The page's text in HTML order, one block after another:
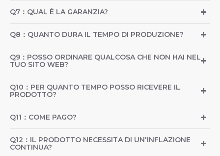
Q7：QUAL È LA GARANZIA?
Q8：QUANTO DURA IL TEMPO DI PRODUZIONE?
Q9：POSSO ORDINARE QUALCOSA CHE NON HAI NEL
TUO SITO WEB?
Q10：PER QUANTO TEMPO POSSO RICEVERE IL
PRODOTTO?
Q11：COME PAGO?
Q12：IL PRODOTTO NECESSITA DI UN'INFLAZIONE
CONTINUA?